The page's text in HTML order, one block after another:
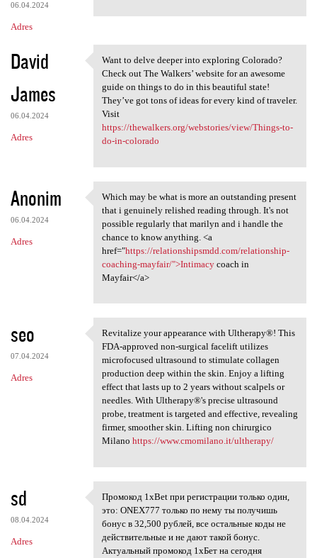
06.04.2024
Adres
David
James
06.04.2024
Adres
Want to delve deeper into
Want to delve deeper into exploring Colorado?
Check out The Walkers’ website for an awesome
guide on things to do in this beautiful state!
They’ve got tons of ideas for every kind of traveler.
Visit
https://thewalkers.org/webstories/view/Things-to-
do-in-colorado
Anonim
06.04.2024
Adres
Which may be what is more an
Which may be what is more an outstanding present
that i genuinely relished reading through. It's not
possible regularly that marilyn and i handle the
chance to know anything. <a
href="https://relationshipsmdd.com/relationship-
coaching-mayfair/">Intimacycoach in
Mayfair</a>
seo
07.04.2024
Adres
Revitalize your appearance
Revitalize your appearance with Ultherapy®! This
FDA-approved non-surgical facelift utilizes
microfocused ultrasound to stimulate collagen
production deep within the skin. Enjoy a lifting
effect that lasts up to 2 years without scalpels or
needles. With Ultherapy®'s precise ultrasound
probe, treatment is targeted and effective, revealing
firmer, smoother skin. Lifting non chirurgico
Milano https://www.cmomilano.it/ultherapy/
sd
08.04.2024
Adres
Промокод 1xBet при
Промокод 1xBet при регистрации только один,
это: ONEX777 только по нему ты получишь
бонус в 32,500 рублей, все остальные коды не
действительные и не дают такой бонус.
Актуальный промокод 1хБет на сегодня